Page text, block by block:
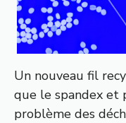
Un nouveau fil
que le spandex et
problème des